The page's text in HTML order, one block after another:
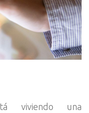
viviendo una